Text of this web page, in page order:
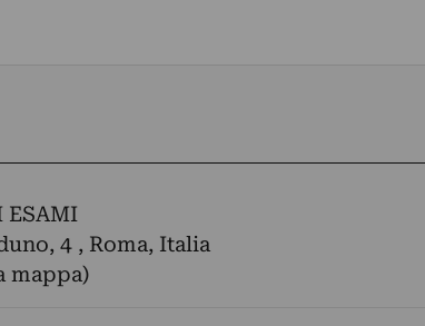
ESAMI
4 , Roma, Italia
mappa)